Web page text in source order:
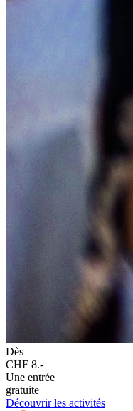
Dès
CHF 8.-
Une entrée
gratuite
Découvrir les activités